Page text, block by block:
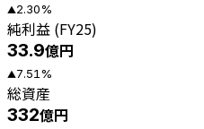
▲2.30%
純利益 (FY25)
33.9億円
▲7.51 %
総資産
332億円